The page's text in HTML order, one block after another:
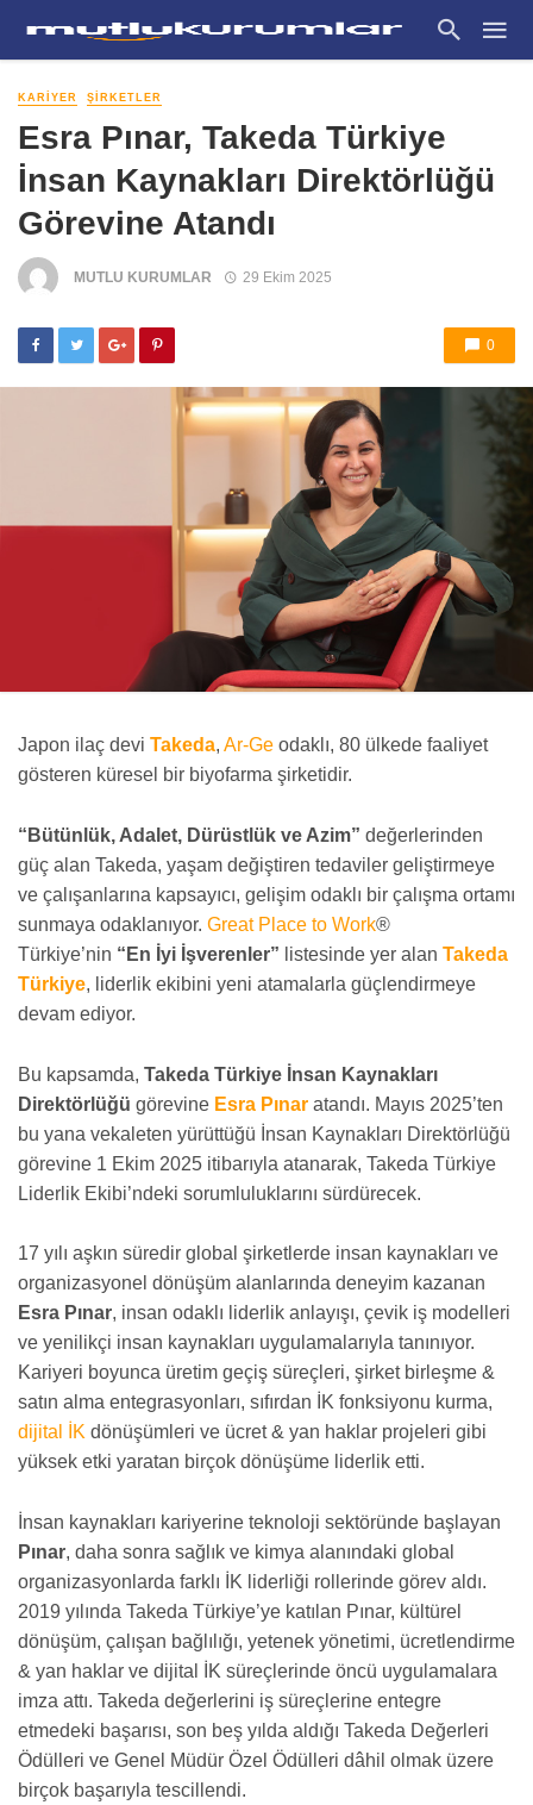
KARIYER ŞIRKETLER
Esra Pınar, Takeda Türkiye
İnsan Kaynakları Direktörlüğü
Görevine Atandı
MUTLU KURUMLAR 29 Ekim 2025
0
Japon ilaç devi Takeda, Ar-Ge odaklı, 80 ülkede faaliyet
gösteren küresel bir biyofarma şirketidir.
“Bütünlük, Adalet, Dürüstlük ve Azim” değerlerinden
güç alan Takeda, yaşam değiştiren tedaviler geliştirmeye
ve çalışanlarına kapsayıcı, gelişim odaklı bir çalışma ortamı
sunmaya odaklanıyor. Great Place to Work®
Türkiye’nin “En İyi İşverenler” listesinde yer alan Takeda
Türkiye, liderlik ekibini yeni atamalarla güçlendirmeye
devam ediyor.
Bu kapsamda, Takeda Türkiye İnsan Kaynakları
Direktörlüğü görevine Esra Pınar atandı. Mayıs 2025’ten
bu yana vekaleten yürüttüğü İnsan Kaynakları Direktörlüğü
görevine 1 Ekim 2025 itibarıyla atanarak, Takeda Türkiye
Liderlik Ekibi’ndeki sorumluluklarını sürdürecek.
17 yılı aşkın süredir global şirketlerde insan kaynakları ve
organizasyonel dönüşüm alanlarında deneyim kazanan
Esra Pınar, insan odaklı liderlik anlayışı, çevik iş modelleri
ve yenilikçi insan kaynakları uygulamalarıyla tanınıyor.
Kariyeri boyunca üretim geçiş süreçleri, şirket birleşme &
satın alma entegrasyonları, sıfırdan İK fonksiyonu kurma,
dijital İK dönüşümleri ve ücret & yan haklar projeleri gibi
yüksek etki yaratan birçok dönüşüme liderlik etti.
İnsan kaynakları kariyerine teknoloji sektöründe başlayan
Pınar, daha sonra sağlık ve kimya alanındaki global
organizasyonlarda farklı İK liderliği rollerinde görev aldı.
2019 yılında Takeda Türkiye’ye katılan Pınar, kültürel
dönüşüm, çalışan bağlılığı, yetenek yönetimi, ücretlendirme
& yan haklar ve dijital İK süreçlerinde öncü uygulamalara
imza attı. Takeda değerlerini iş süreçlerine entegre
etmedeki başarısı, son beş yılda aldığı Takeda Değerleri
Ödülleri ve Genel Müdür Özel Ödülleri dâhil olmak üzere
birçok başarıyla tescillendi.